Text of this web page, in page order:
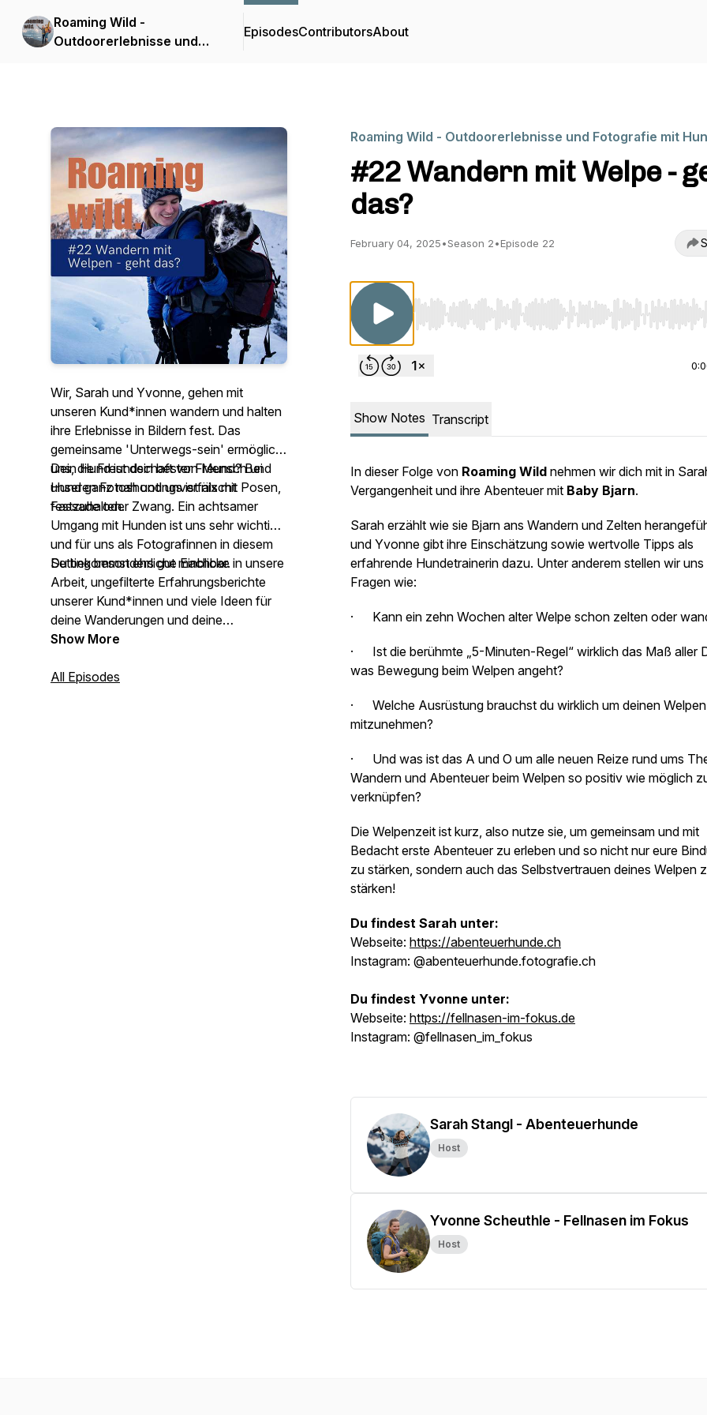
Roaming Wild -
Outdoorerlebnisse und
EpisodesContributorsAbout
Wir, Sarah und Yvonne, gehen mit
unseren Kund*innen wandern und halten
ihre Erlebnisse in Bildern fest. Das
gemeinsame 'Unterwegs-sein' ermöglicht
uns, die Freundschaft von Mensch und
Hund ganz nah und unverfälscht
festzuhalten.
Dein Hund ist dein bester Freund? Bei
unseren Fotoshootings ist nix mit Posen,
Fassade oder Zwang. Ein achtsamer
Umgang mit Hunden ist uns sehr wichtig
und für uns als Fotografinnen in diesem
Setting besonders gut machbar.
Du bekommst ehrliche Einblicke in unsere
Arbeit, ungefilterte Erfahrungsberichte
unserer Kund*innen und viele Ideen für
deine Wanderungen und deine
Hundefotos.
Show More
All Episodes
Roaming Wild - Outdoorerlebnisse und Fotografie mit
#22 Wandern mit Welpe -
das?
February 04, 2025•Season 2•Episode 22
Use Left/Right to seek, Home/End to jump to start
Show Notes Transcript
In dieser Folge von Roaming Wild nehmen wir dich mit in
Vergangenheit und ihre Abenteuer mit Baby Bjarn.
Sarah erzählt wie sie Bjarn ans Wandern und Zelten
und Yvonne gibt ihre Einschätzung sowie wertvolle Tipps als
erfahrende Hundetrainerin dazu. Unter anderem stellen wir uns
Fragen wie:
· Kann ein zehn Wochen alter Welpe schon zelten oder
· Ist die berühmte „5-Minuten-Regel“ wirklich das Maß aller
was Bewegung beim Welpen angeht?
· Welche Ausrüstung brauchst du wirklich um deinen Welpen
mitzunehmen?
· Und was ist das A und O um alle neuen Reize rund ums
Wandern und Abenteuer beim Welpen so positiv wie möglich
verknüpfen?
Die Welpenzeit ist kurz, also nutze sie, um gemeinsam und mit
Bedacht erste Abenteuer zu erleben und so nicht nur eure
zu stärken, sondern auch das Selbstvertrauen deines Welpen
stärken!
Du findest Sarah unter:
Webseite: https://abenteuerhunde.ch
Instagram: @abenteuerhunde.fotografie.ch
Du findest Yvonne unter:
Webseite: https://fellnasen-im-fokus.de
Instagram: @fellnasen_im_fokus
Sarah Stangl - Abenteuerhunde
Host
Yvonne Scheuthle - Fellnasen im Fokus
Host